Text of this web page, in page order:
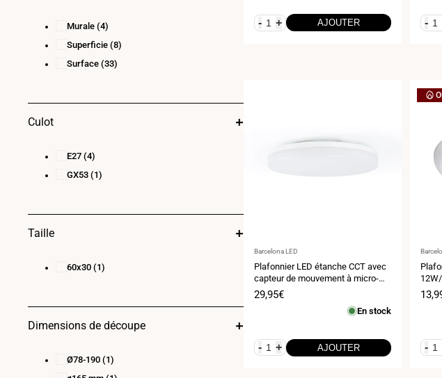
- + AJOUTER -
Fournisseur
:
Barcelona LED
Plafonnier LED étanche CCT avec
capteur de mouvement à micro-
ondes - 24W - Ø28cm - IP65
Prix
29,95€
En stock
- + AJOUTER
:
IP54
Prix
-
Murale (4)
Superficie (8)
Surface (33)
Culot
E27 (4)
GX53 (1)
Taille
60x30 (1)
Dimensions de découpe
Ø78-190 (1)